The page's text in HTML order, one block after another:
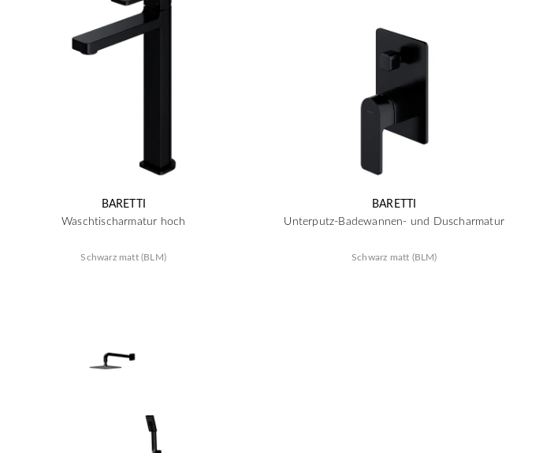
BARETTI
Waschtischarmatur hoch
Schwarz matt (BLM)
BARETTI
Unterputz-Badewannen- und Duscharmatur
Schwarz matt (BLM)